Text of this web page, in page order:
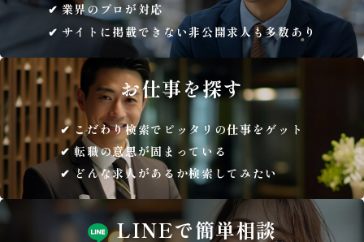
業界のプロが対応
サイトに掲載できない非公開求人も多数あり
お仕事を探す
こだわり検索でピッタリの仕事をゲット
転職の意思が固まっている
どんな求人があるか検索してみたい
LINEで簡単相談